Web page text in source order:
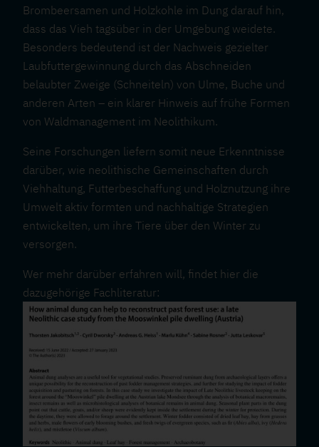
Brombeersamen und Holzkohle im Dung darauf hin,
dass das Vieh tagsüber in der Umgebung weidete.
Besonders bedeutend ist der Nachweis gezielter
Laubfuttergewinnung durch das Abschneiden
belaubter Zweige (Schneiteln) von Ulme, Buche und
anderen Arten – ein klarer Hinweis auf frühe Formen
von Waldmanagement im Neolithikum.
Seine Forschungen liefern somit neue Erkenntnisse
darüber, wie neolithische Gemeinschaften durch
Viehhaltung, Futterbeschaffung und Holznutzung ihre
Umwelt aktiv formten und nachhaltige Strategien
entwickelten, um ihre Tiere über den Winter zu
versorgen.
Wer mehr darüber erfahren will, findet hier die
dazugehörige Fachliteratur: